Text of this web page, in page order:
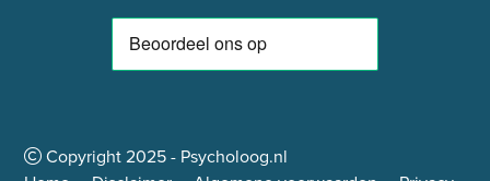
Copyright2025- Psycholoog.nl